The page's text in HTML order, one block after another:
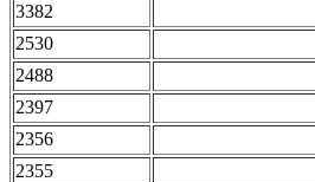
3382
2530
2488
2397
2356
2355